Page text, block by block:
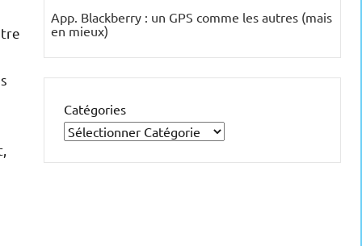
App. Blackberry : un GPS comme les autres (mais
en mieux)
Catégories